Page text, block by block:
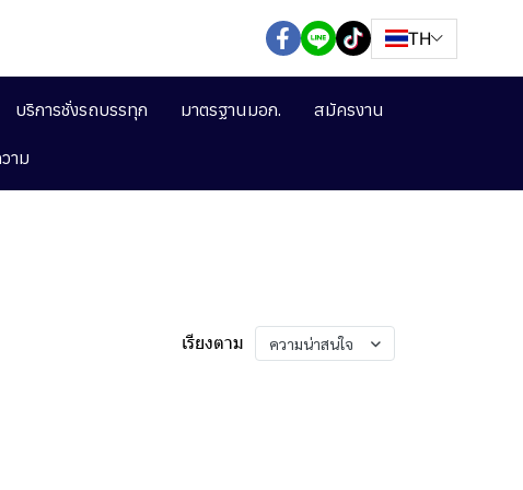
TH
บริการชั่งรถบรรทุก มาตรฐานมอก. สมัครงาน
าม
เรียงตาม ความน่าสนใจ